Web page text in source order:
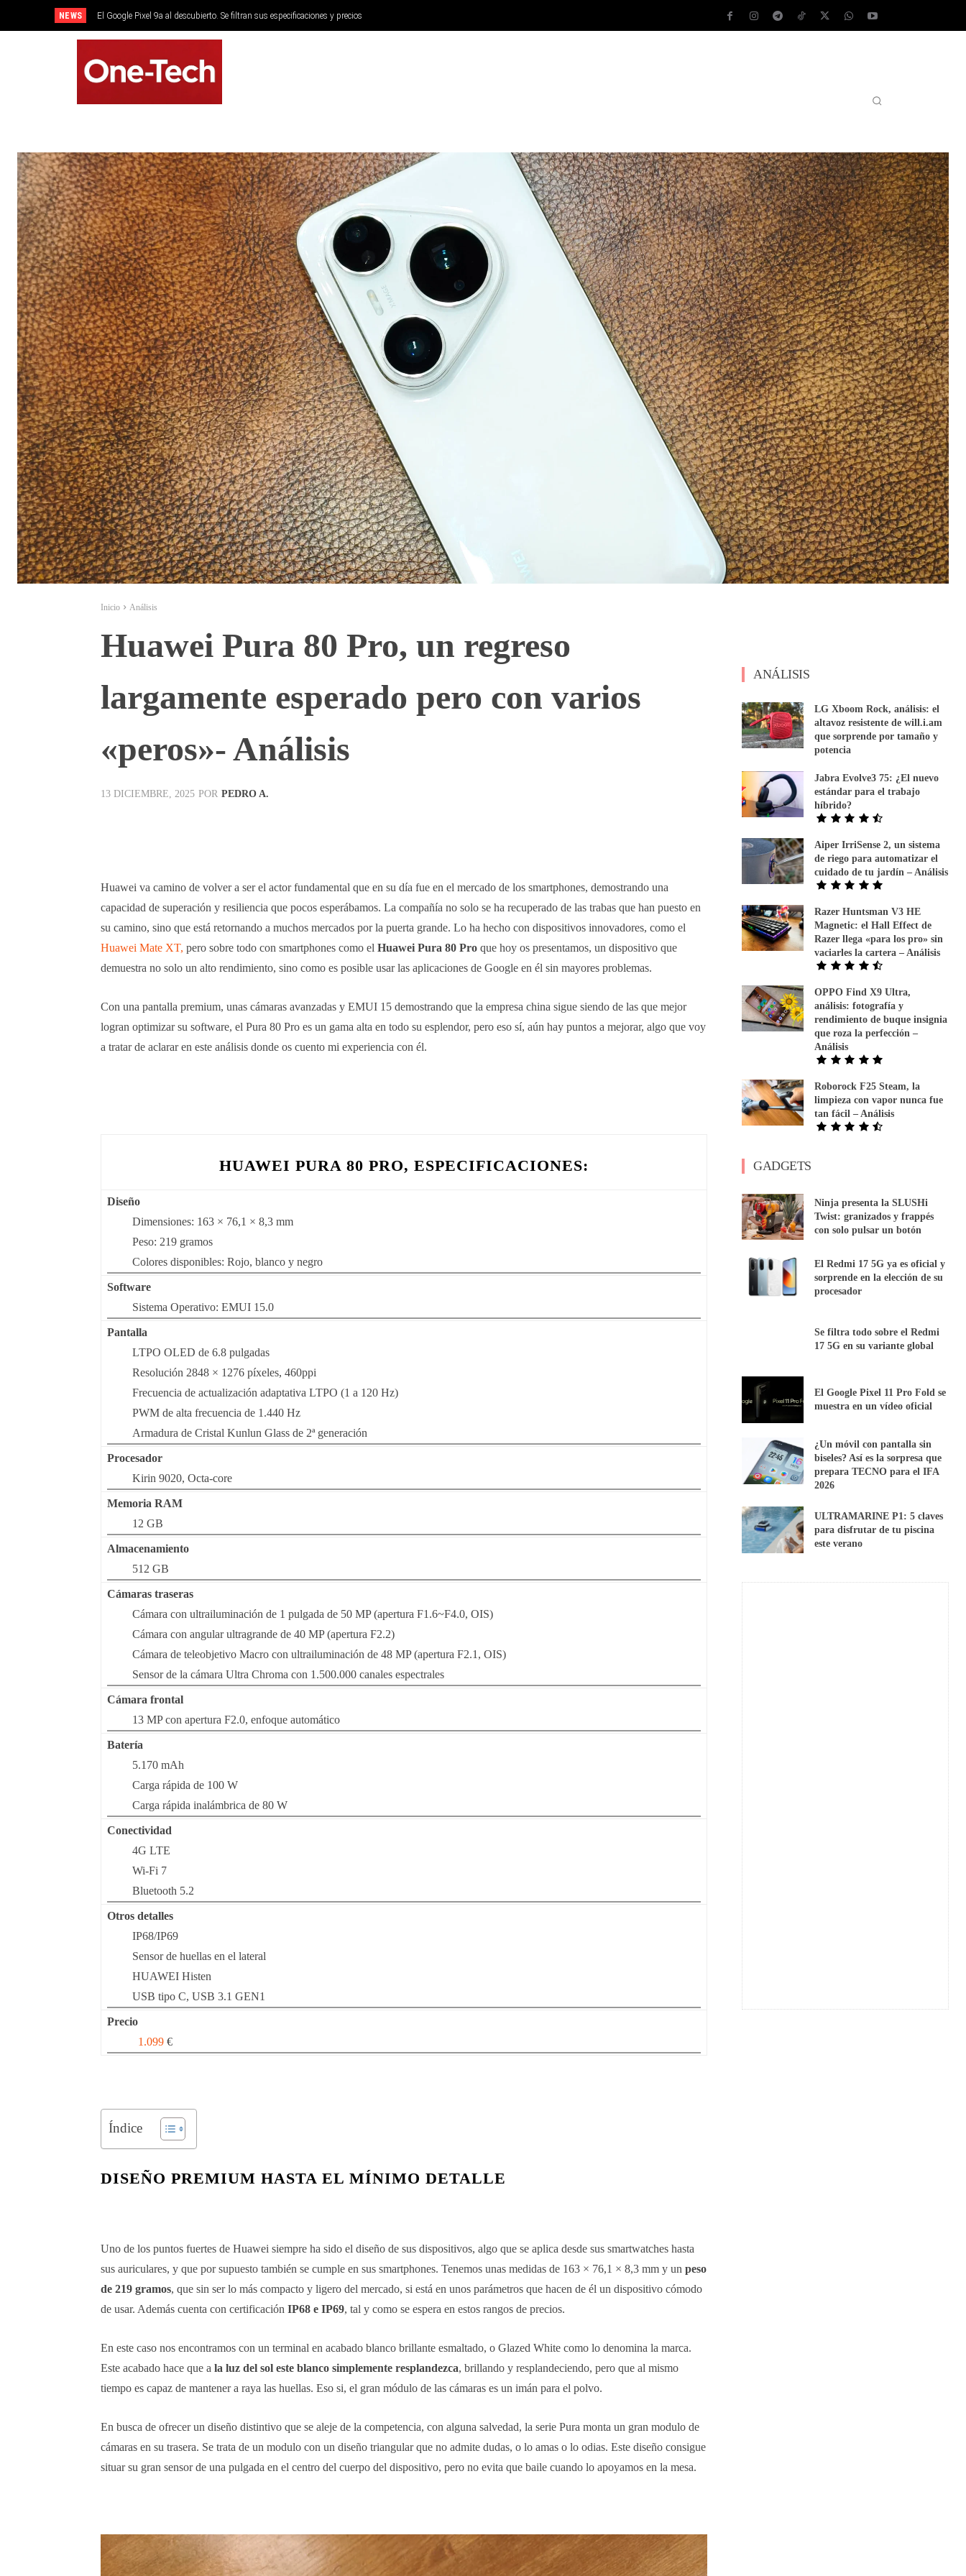
NEWS El Google Pixel 9a al descubierto. Se filtran sus especificaciones y precios
Inicio Análisis
Huawei Pura 80 Pro, un regreso
largamente esperado pero con varios
«peros»- Análisis
13 DICIEMBRE, 2025 POR PEDRO A.
Huawei va camino de volver a ser el actor fundamental que en su día fue en el mercado de los smartphones, demostrando una
capacidad de superación y resiliencia que pocos esperábamos. La compañía no solo se ha recuperado de las trabas que han puesto en
su camino, sino que está retornando a muchos mercados por la puerta grande. Lo ha hecho con dispositivos innovadores, como el
Huawei Mate XT, pero sobre todo con smartphones como el Huawei Pura 80 Pro que hoy os presentamos, un dispositivo que
demuestra no solo un alto rendimiento, sino como es posible usar las aplicaciones de Google en él sin mayores problemas.
Con una pantalla premium, unas cámaras avanzadas y EMUI 15 demostrando que la empresa china sigue siendo de las que mejor
logran optimizar su software, el Pura 80 Pro es un gama alta en todo su esplendor, pero eso sí, aún hay puntos a mejorar, algo que voy
a tratar de aclarar en este análisis donde os cuento mi experiencia con él.
HUAWEI PURA 80 PRO, ESPECIFICACIONES:
Diseño
Dimensiones: 163 × 76,1 × 8,3 mm
Peso: 219 gramos
Colores disponibles: Rojo, blanco y negro
Software
Sistema Operativo: EMUI 15.0
Pantalla
LTPO OLED de 6.8 pulgadas
Resolución 2848 × 1276 píxeles, 460ppi
Frecuencia de actualización adaptativa LTPO (1 a 120 Hz)
PWM de alta frecuencia de 1.440 Hz
Armadura de Cristal Kunlun Glass de 2ª generación
Procesador
Kirin 9020, Octa-core
Memoria RAM
12 GB
Almacenamiento
512 GB
Cámaras traseras
Cámara con ultrailuminación de 1 pulgada de 50 MP (apertura F1.6~F4.0, OIS)
Cámara con angular ultragrande de 40 MP (apertura F2.2)
Cámara de teleobjetivo Macro con ultrailuminación de 48 MP (apertura F2.1, OIS)
Sensor de la cámara Ultra Chroma con 1.500.000 canales espectrales
Cámara frontal
13 MP con apertura F2.0, enfoque automático
Batería
5.170 mAh
Carga rápida de 100 W
Carga rápida inalámbrica de 80 W
Conectividad
4G LTE
Wi-Fi 7
Bluetooth 5.2
Otros detalles
IP68/IP69
Sensor de huellas en el lateral
HUAWEI Histen
USB tipo C, USB 3.1 GEN1
Precio
1.099€
Índice
DISEÑO PREMIUM HASTA EL MÍNIMO DETALLE
Uno de los puntos fuertes de Huawei siempre ha sido el diseño de sus dispositivos, algo que se aplica desde sus smartwatches hasta
sus auriculares, y que por supuesto también se cumple en sus smartphones. Tenemos unas medidas de 163 × 76,1 × 8,3 mm y un peso
de 219 gramos, que sin ser lo más compacto y ligero del mercado, si está en unos parámetros que hacen de él un dispositivo cómodo
de usar. Además cuenta con certificación IP68 e IP69, tal y como se espera en estos rangos de precios.
En este caso nos encontramos con un terminal en acabado blanco brillante esmaltado, o Glazed White como lo denomina la marca.
Este acabado hace que a la luz del sol este blanco simplemente resplandezca, brillando y resplandeciendo, pero que al mismo
tiempo es capaz de mantener a raya las huellas. Eso si, el gran módulo de las cámaras es un imán para el polvo.
En busca de ofrecer un diseño distintivo que se aleje de la competencia, con alguna salvedad, la serie Pura monta un gran modulo de
cámaras en su trasera. Se trata de un modulo con un diseño triangular que no admite dudas, o lo amas o lo odias. Este diseño consigue
situar su gran sensor de una pulgada en el centro del cuerpo del dispositivo, pero no evita que baile cuando lo apoyamos en la mesa.
ANÁLISIS
LG Xboom Rock, análisis: el
altavoz resistente de will.i.am
que sorprende por tamaño y
potencia
Jabra Evolve3 75: ¿El nuevo
estándar para el trabajo
híbrido?
Aiper IrriSense 2, un sistema
de riego para automatizar el
cuidado de tu jardín – Análisis
Razer Huntsman V3 HE
Magnetic: el Hall Effect de
Razer llega «para los pro» sin
vaciarles la cartera – Análisis
OPPO Find X9 Ultra,
análisis: fotografía y
rendimiento de buque insignia
que roza la perfección –
Análisis
Roborock F25 Steam, la
limpieza con vapor nunca fue
tan fácil – Análisis
GADGETS
Ninja presenta la SLUSHi
Twist: granizados y frappés
con solo pulsar un botón
El Redmi 17 5G ya es oficial y
sorprende en la elección de su
procesador
Se filtra todo sobre el Redmi
17 5G en su variante global
El Google Pixel 11 Pro Fold se
muestra en un vídeo oficial
¿Un móvil con pantalla sin
biseles? Así es la sorpresa que
prepara TECNO para el IFA
2026
ULTRAMARINE P1: 5 claves
para disfrutar de tu piscina
este verano